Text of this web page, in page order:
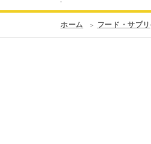
ホーム フード・サプ